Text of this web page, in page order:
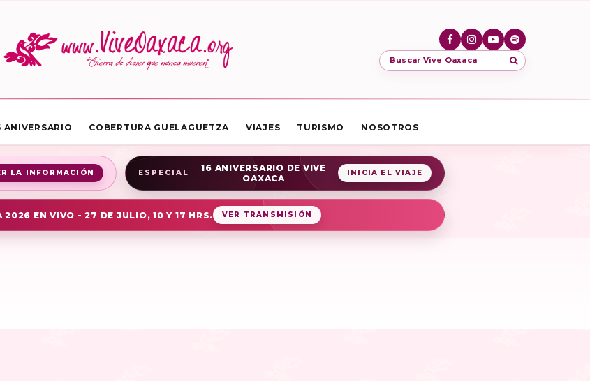
Buscar Vive Oaxaca
ANIVERSARIO COBERTURA GUELAGUETZA VIAJES TURISMO NOSOTROS
LA INFORMACIÓN ESPECIAL
16 ANIVERSARIO DE VIVE
OAXACA
INICIA EL VIAJE
2026 EN VIVO - 27 DE JULIO, 10 Y 17 HRS. VER TRANSMISIÓN